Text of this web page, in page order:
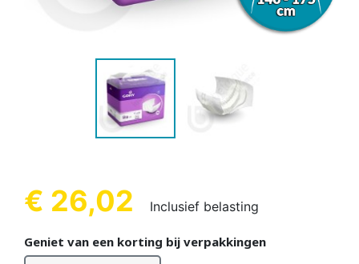
€ 26,02 Inclusief belasting
Geniet van een korting bij verpakkingen